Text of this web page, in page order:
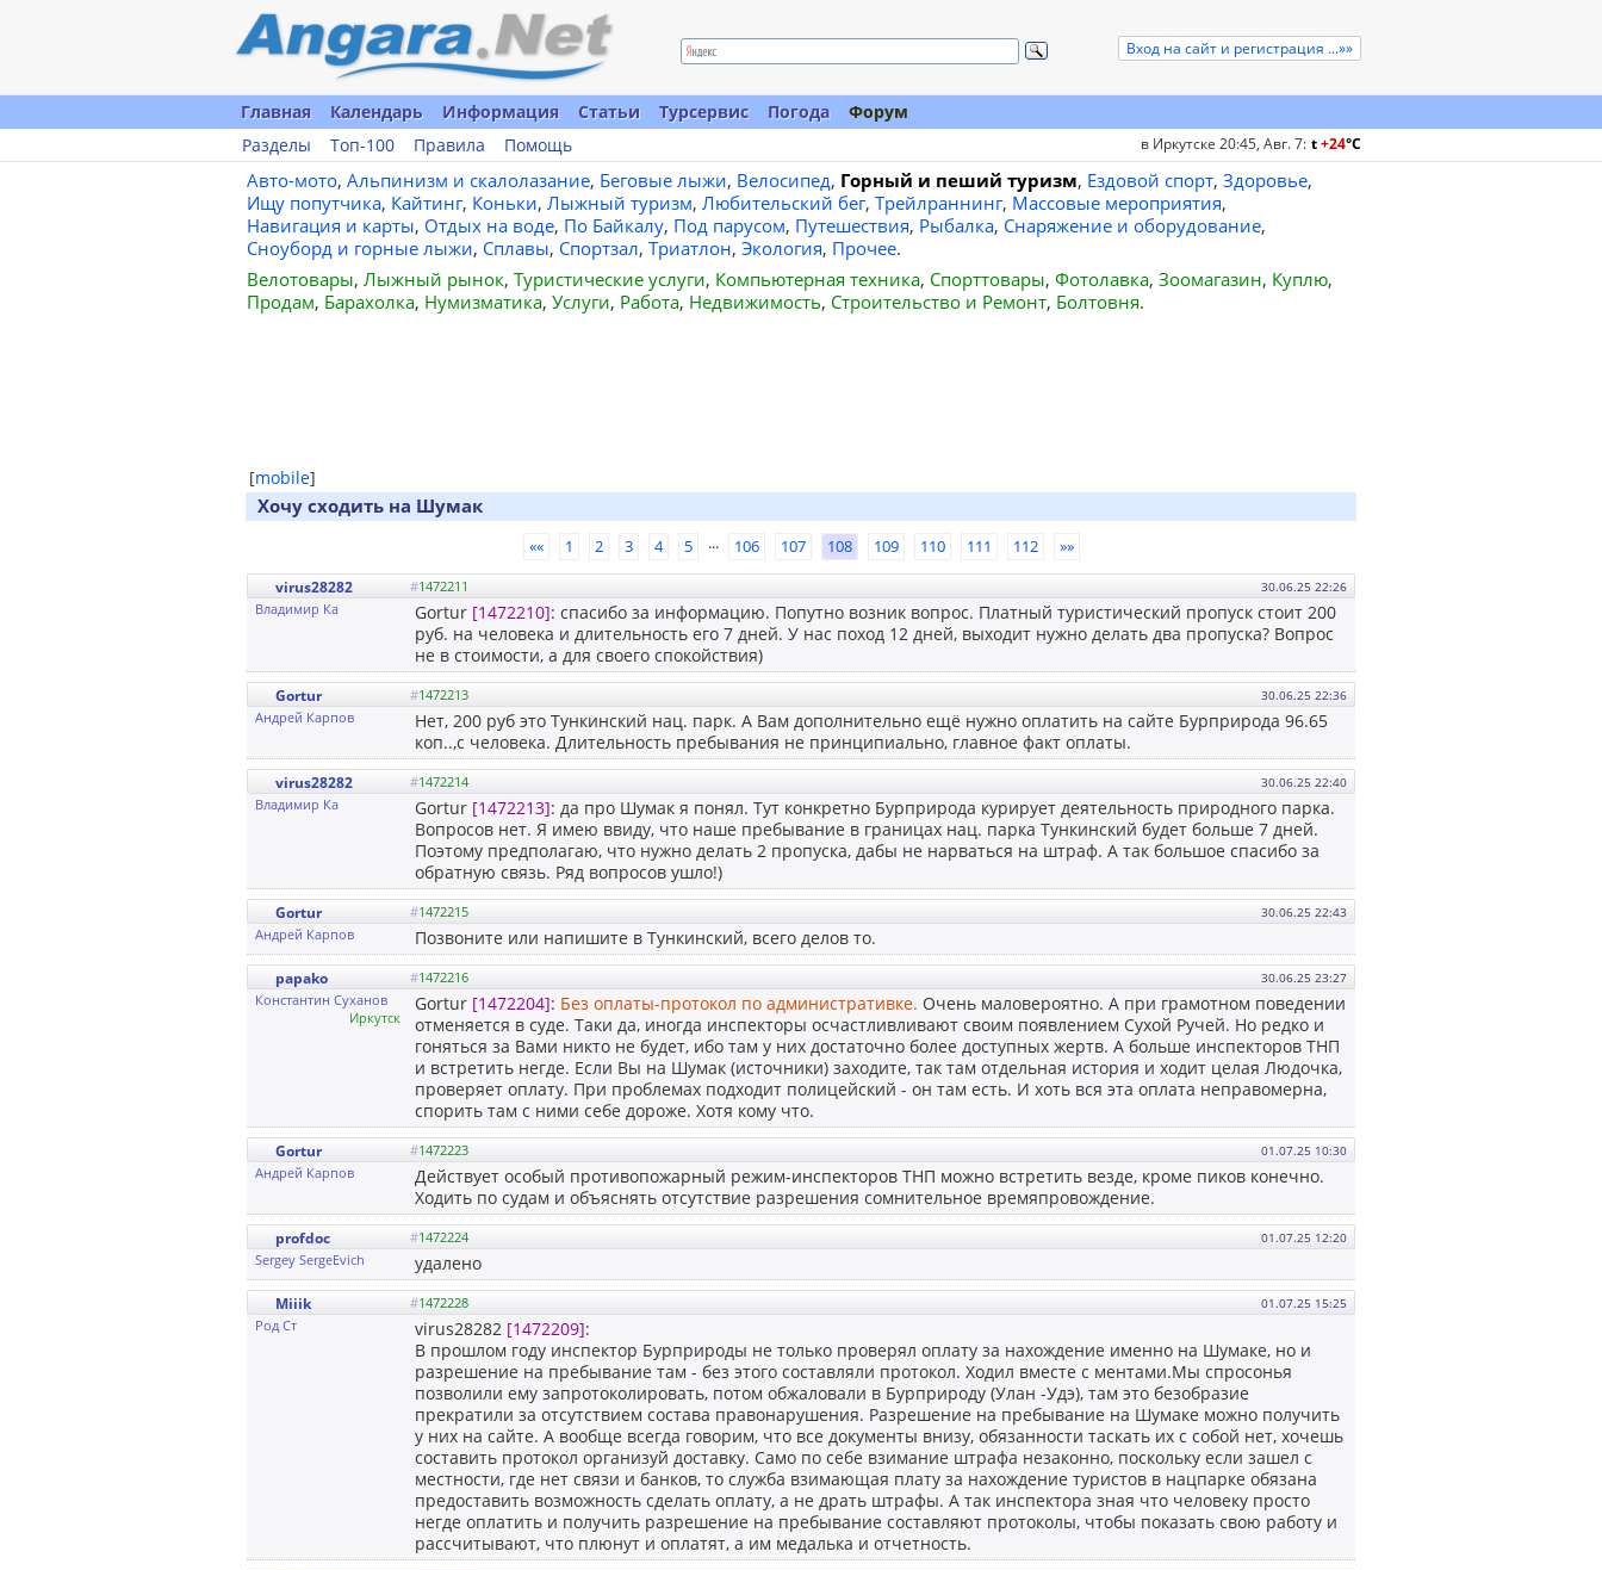
Вход на сайт и регистрация ...»»
Главная Календарь Информация Статьи Турсервис Погода
Форум
Разделы
Топ-100 Правила Помощь в Иркутске 20:45, Авг. 7: t+24°C
Авто-мото, Альпинизм и скалолазание, Беговые лыжи, Велосипед, Горный и пеший туризм, Ездовой спорт, Здоровье,
Ищу попутчика, Кайтинг, Коньки, Лыжный туризм, Любительский бег, Трейлраннинг, Массовые мероприятия,
Навигация и карты, Отдых на воде, По Байкалу, Под парусом, Путешествия, Рыбалка, Снаряжение и оборудование,
Сноуборд и горные лыжи, Сплавы, Спортзал, Триатлон, Экология, Прочее.
Велотовары, Лыжный рынок, Туристические услуги, Компьютерная техника, Спорттовары, Фотолавка, Зоомагазин, Куплю,
Продам, Барахолка, Нумизматика, Услуги, Работа, Недвижимость, Строительство и Ремонт, Болтовня.
[mobile]
Хочу сходить на Шумак
«« 1 2 3 4 5 ... 106 107 108 109 110 111 112 »»
30.06.25 22:26
virus28282 #1472211
Владимир Ка
Gortur [1472210]: спасибо за информацию. Попутно возник вопрос. Платный туристический пропуск стоит 200
руб. на человека и длительность его 7 дней. У нас поход 12 дней, выходит нужно делать два пропуска? Вопрос
не в стоимости, а для своего спокойствия)
30.06.25 22:36
Gortur #1472213
Андрей Карпов
Нет, 200 руб это Тункинский нац. парк. А Вам дополнительно ещё нужно оплатить на сайте Бурприрода 96.65
коп..,с человека. Длительность пребывания не принципиально, главное факт оплаты.
30.06.25 22:40
virus28282 #1472214
Владимир Ка
Gortur [1472213]: да про Шумак я понял. Тут конкретно Бурприрода курирует деятельность природного парка.
Вопросов нет. Я имею ввиду, что наше пребывание в границах нац. парка Тункинский будет больше 7 дней.
Поэтому предполагаю, что нужно делать 2 пропуска, дабы не нарваться на штраф. А так большое спасибо за
обратную связь. Ряд вопросов ушло!)
30.06.25 22:43
Gortur #1472215
Андрей Карпов
Позвоните или напишите в Тункинский, всего делов то.
30.06.25 23:27
papako #1472216
Константин Суханов
Иркутск
Gortur [1472204]: Без оплаты-протокол по административке. Очень маловероятно. А при грамотном поведении
отменяется в суде. Таки да, иногда инспекторы осчастливливают своим появлением Сухой Ручей. Но редко и
гоняться за Вами никто не будет, ибо там у них достаточно более доступных жертв. А больше инспекторов ТНП
и встретить негде. Если Вы на Шумак (источники) заходите, так там отдельная история и ходит целая Людочка,
проверяет оплату. При проблемах подходит полицейский - он там есть. И хоть вся эта оплата неправомерна,
спорить там с ними себе дороже. Хотя кому что.
01.07.25 10:30
Gortur #1472223
Андрей Карпов
Действует особый противопожарный режим-инспекторов ТНП можно встретить везде, кроме пиков конечно.
Ходить по судам и объяснять отсутствие разрешения сомнительное времяпровождение.
01.07.25 12:20
profdoc #1472224
Sergey SergeEvich
удалено
01.07.25 15:25
Miiik #1472228
Род Ст
virus28282 [1472209]:
В прошлом году инспектор Бурприроды не только проверял оплату за нахождение именно на Шумаке, но и
разрешение на пребывание там - без этого составляли протокол. Ходил вместе с ментами.Мы спросонья
позволили ему запротоколировать, потом обжаловали в Бурприроду (Улан -Удэ), там это безобразие
прекратили за отсутствием состава правонарушения. Разрешение на пребывание на Шумаке можно получить
у них на сайте. А вообще всегда говорим, что все документы внизу, обязанности таскать их с собой нет, хочешь
составить протокол организуй доставку. Само по себе взимание штрафа незаконно, поскольку если зашел с
местности, где нет связи и банков, то служба взимающая плату за нахождение туристов в нацпарке обязана
предоставить возможность сделать оплату, а не драть штрафы. А так инспектора зная что человеку просто
негде оплатить и получить разрешение на пребывание составляют протоколы, чтобы показать свою работу и
рассчитывают, что плюнут и оплатят, а им медалька и отчетность.